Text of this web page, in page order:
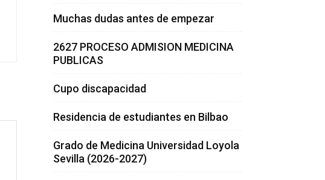
Muchas dudas antes de empezar
2627 PROCESO ADMISION MEDICINA
PUBLICAS
Cupo discapacidad
Residencia de estudiantes en Bilbao
Grado de Medicina Universidad Loyola
Sevilla (2026-2027)